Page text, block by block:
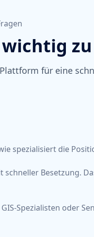
für eine
spezialisiert die
schneller Besetzung.
Spezialisten oder